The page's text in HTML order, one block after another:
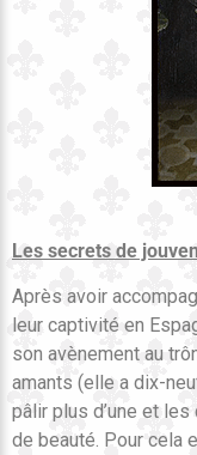
Les secrets de
Après avoir
leur captivité en
son avènement au
amants (elle a dix-
pâlir plus d’une et
de beauté. Pour cela